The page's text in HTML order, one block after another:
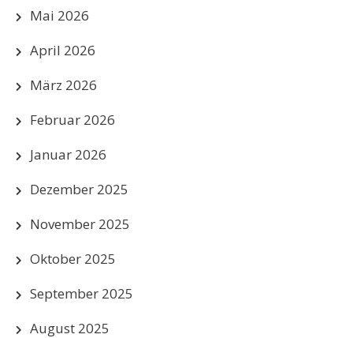
Mai 2026
April 2026
März 2026
Februar 2026
Januar 2026
Dezember 2025
November 2025
Oktober 2025
September 2025
August 2025